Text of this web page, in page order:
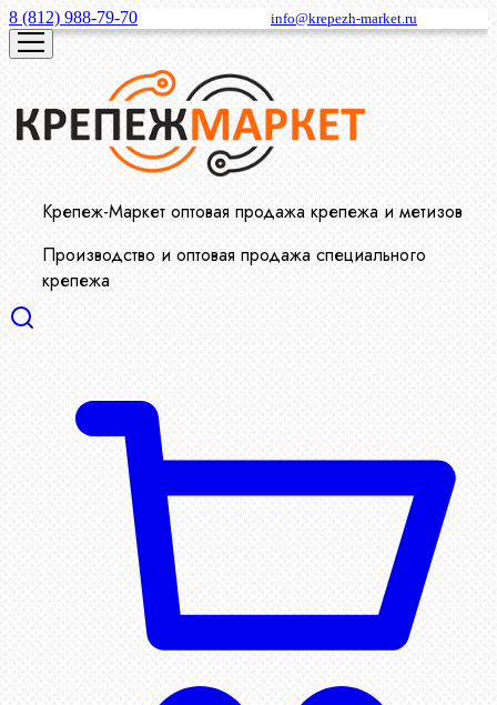
8 (812) 988-79-70 info@krepezh-market.ru
Крепеж-Маркет оптовая продажа крепежа и метизов
Производство и оптовая продажа специального
крепежа